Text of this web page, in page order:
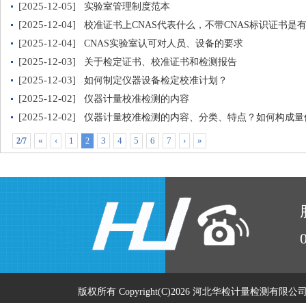
[2025-12-05] 实验室管理制度范本
[2025-12-04] 校准证书上CNAS代表什么，不带CNAS标识证书是
[2025-12-04] CNAS实验室认可对人员、设备的要求
[2025-12-03] 关于检定证书、校准证书和检测报告
[2025-12-03] 如何制定仪器设备检定校准计划？
[2025-12-02] 仪器计量校准检测的内容
[2025-12-02] 仪器计量校准检测的内容、分类、特点？如何构成
2/7 « ‹ 1 2 3 4 5 6 7 › »
版权所有 Copyright(C)2026 河北华检计量检测有限